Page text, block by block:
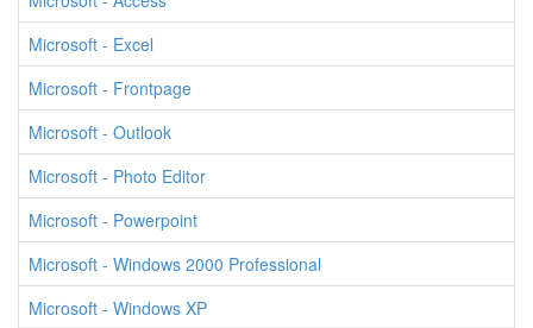
Microsoft - Excel
Microsoft - Frontpage
Microsoft - Outlook
Microsoft - Photo Editor
Microsoft - Powerpoint
Microsoft - Windows 2000 Professional
Microsoft - Windows XP